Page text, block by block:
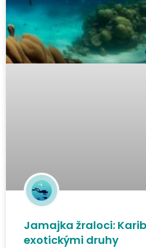
Jamajka žraloci:
exotickými druhy